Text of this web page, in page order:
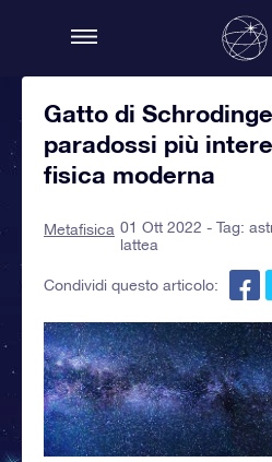
Gatto di
paradossi più
fisica moderna
Metafisica 01 Ott 2022 - Tag:
lattea
Condividi questo articolo: